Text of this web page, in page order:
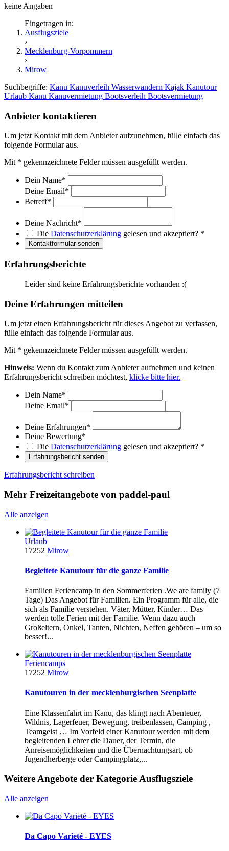
keine Angaben
Eingetragen in:
Ausflugsziele
›
Mecklenburg-Vorpommern
›
Mirow
Suchbegriffe: Kanu Kanuverleih Wasserwandern Kajak Kanutour
Urlaub Kanu Kanuvermietung Bootsverleih Bootsvermietung
Anbieter kontaktieren
Um jetzt Kontakt mit dem Anbieter aufzunehmen, fülle einfach das
folgende Formular aus.
Mit * gekennzeichnete Felder müssen ausgefüllt werden.
Dein Name*
Deine Email*
Betreff*
Deine Nachricht*
Die Datenschutzerklärung gelesen und akzeptiert? *
Kontaktformular senden
Erfahrungsberichte
Leider sind keine Erfahrungsberichte vorhanden :(
Deine Erfahrungen mitteilen
Um jetzt einen Erfahrungsbericht für dieses Angebot zu verfassen,
fülle einfach das folgende Formular aus.
Mit * gekennzeichnete Felder müssen ausgefüllt werden.
Hinweis: Wenn du Kontakt zum Anbieter aufnehmen und keinen
Erfahrungsbericht schreiben möchtest, klicke bitte hier.
Dein Name*
Deine Email*
Deine Erfahrungen*
Deine Bewertung*
Die Datenschutzerklärung gelesen und akzeptiert? *
Erfahrungsbericht senden
Erfahrungsbericht schreiben
Mehr Freizeitangebote von paddel-paul
Alle anzeigen
Urlaub
17252 Mirow
Begleitete Kanutour für die ganze Familie
Familien Feriencamp in den Sommerferien .We are family (7
Tage) Das Angebot für Familien. Ein Programm für alle, die
sich als Familie verstehen. Väter, Mütter, Kinder… Das
werden tolle Ferien mit der Familie. Wenn dazu auch
Großeltern, Onkel, Tanten, Nichten, Neffen gehören – um so
besser!...
Feriencamps
17252 Mirow
Kanutouren in der mecklenburgischen Seenplatte
Eine Klassenfahrt im Kanu, das klingt nach Abenteuer,
Wildnis, Lagerfeuer, Bewegung, treibenlassen, Camping ,
Teamgeist … Im Vorfeld einer Kanutour werden mit dem
begleitenden Lehrer die Dauer, der Termin, die
Anreisemöglichkeiten und die Übernachtungsart, ob
Jugendherberge oder Campingplatz,...
Weitere Angebote der Kategorie Ausflugsziele
Alle anzeigen
Da Capo Varieté - EYES